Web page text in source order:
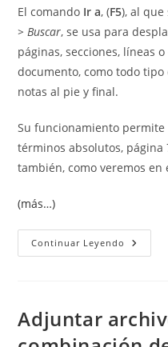
El comando Ir a, (F5), al que
> Buscar, se usa para
páginas, secciones, líneas
documento, como todo
notas al pie y final.
Su funcionamiento
términos absolutos, página
también, como veremos
(más…)
Continuar Leyendo Usar
Ir
Adjuntar